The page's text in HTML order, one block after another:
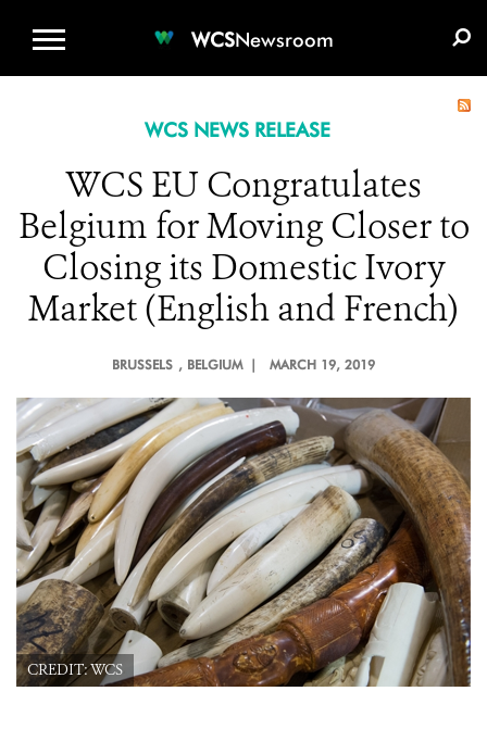
WCSNewsroom
WCS NEWS RELEASE
WCS EU Congratulates
Belgium for Moving Closer to
Closing its Domestic Ivory
Market (English and French)
BRUSSELS , BELGIUM | MARCH 19, 2019
CREDIT: WCS